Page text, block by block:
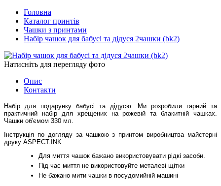
Головна
Каталог принтів
Чашки з принтами
Набір чашок для бабусі та дідуся 2чашки (bk2)
Натисніть для перегляду фото
Опис
Контакти
Набір для подарунку бабусі та дідусю. Ми розробили гарний та
практичний набір для хрещених на рожевій та блакитній чашках.
Чашки об'ємом 330 мл.
Інструкція по догляду за чашкою з принтом виробництва майстерні
друку ASPECT.INK
Для миття чашок бажано використовувати рідкі засоби.
Під час миття не використовуйте металеві щітки
Не бажано мити чашки в посудомийній машині